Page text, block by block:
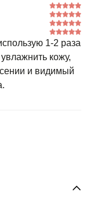
1-2 раза
кожу,
и видимый